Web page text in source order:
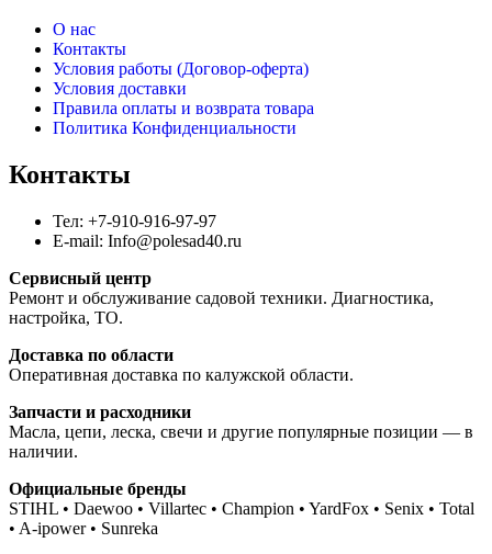
О нас
Контакты
Условия работы (Договор-оферта)
Условия доставки
Правила оплаты и возврата товара
Политика Конфиденциальности
Контакты
Тел: +7-910-916-97-97
E-mail: Info@polesad40.ru
Сервисный центр
Ремонт и обслуживание садовой техники. Диагностика,
настройка, ТО.
Доставка по области
Оперативная доставка по калужской области.
Запчасти и расходники
Масла, цепи, леска, свечи и другие популярные позиции — в
наличии.
Официальные бренды
STIHL • Daewoo • Villartec • Champion • YardFox • Senix • Total
• A-ipower • Sunreka